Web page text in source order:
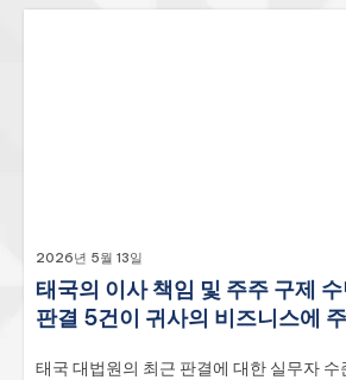
2026년 5월 13일
태국의 이사 책임 및 주주 구제
판결 5건이 귀사의 비즈니스에
태국 대법원의 최근 판결에 대한 실무자 수